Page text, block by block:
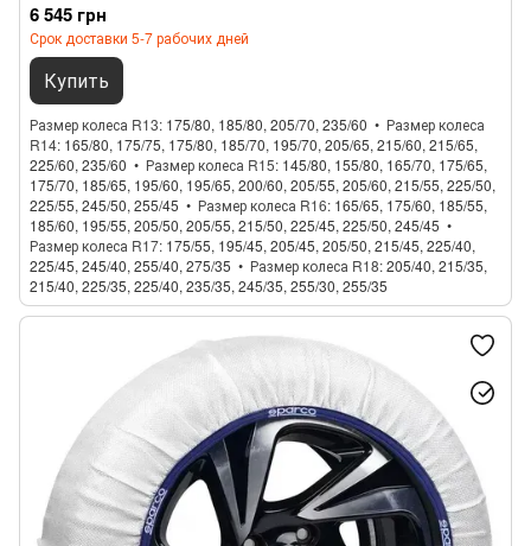
6 545 грн
Срок доставки 5-7 рабочих дней
Купить
Размер колеса R13 175/80, 185/80, 205/70, 235/60
Размер колеса
R14 165/80, 175/75, 175/80, 185/70, 195/70, 205/65, 215/60, 215/65,
225/60, 235/60
Размер колеса R15 145/80, 155/80, 165/70, 175/65,
175/70, 185/65, 195/60, 195/65, 200/60, 205/55, 205/60, 215/55, 225/50,
225/55, 245/50, 255/45
Размер колеса R16 165/65, 175/60, 185/55,
185/60, 195/55, 205/50, 205/55, 215/50, 225/45, 225/50, 245/45
Размер колеса R17 175/55, 195/45, 205/45, 205/50, 215/45, 225/40,
225/45, 245/40, 255/40, 275/35
Размер колеса R18 205/40, 215/35,
215/40, 225/35, 225/40, 235/35, 245/35, 255/30, 255/35